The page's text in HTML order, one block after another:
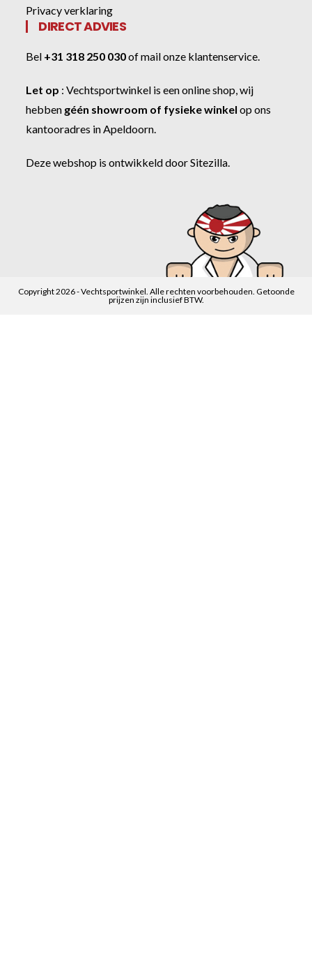
Privacy verklaring
DIRECT ADVIES
Bel +31 318 250 030ofmail onze klantenservice.
Let op :Vechtsportwinkel is een online shop, wij
hebben géén showroom of fysieke winkel op ons
kantooradres in Apeldoorn.
Deze webshop is ontwikkeld doorSitezilla.
Copyright 2026 - Vechtsportwinkel. Alle rechten voorbehouden. Getoonde
prijzen zijn inclusief BTW.